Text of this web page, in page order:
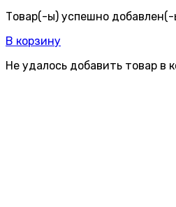
Товар(-ы) успешно добавлен(-
В корзину
Не удалось добавить товар в